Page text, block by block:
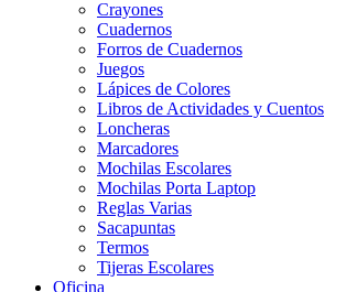
Crayones
Cuadernos
Forros de Cuadernos
Juegos
Lápices de Colores
Libros de Actividades y Cuentos
Loncheras
Marcadores
Mochilas Escolares
Mochilas Porta Laptop
Reglas Varias
Sacapuntas
Termos
Tijeras Escolares
Oficina